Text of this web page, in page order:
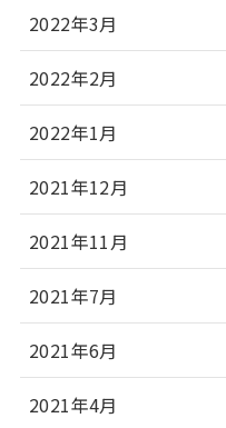
2022年3月
2022年2月
2022年1月
2021年12月
2021年11月
2021年7月
2021年6月
2021年4月